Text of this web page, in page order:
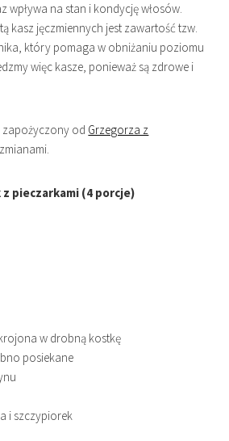
wpływa na stan i kondycję włosów.
kasz jęczmiennych jest zawartość tzw.
który pomaga w obniżaniu poziomu
więc kasze, ponieważ są zdrowe i
zapożyczony od Grzegorza z
z pieczarkami (4 porcje)
w drobną kostkę
posiekane
i szczypiorek